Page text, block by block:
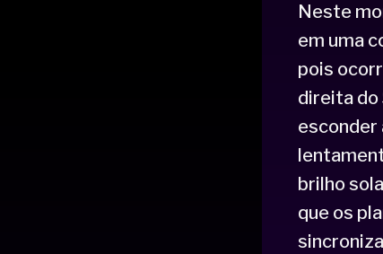
Neste
em uma
pois
direita do
esconder
brilho
que os